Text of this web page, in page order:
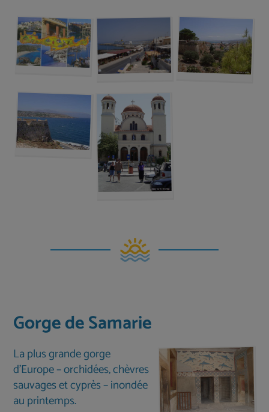
Gorge de Samarie
La plus grande gorge
d'Europe – orchidées, chèvres
sauvages et cyprès – inondée
au printemps.